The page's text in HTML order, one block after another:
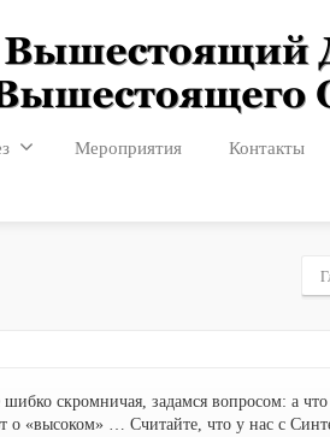
Мероприятия Контакты
скромничая, задамся вопросом: а
«высоком» … Считайте, что у нас с